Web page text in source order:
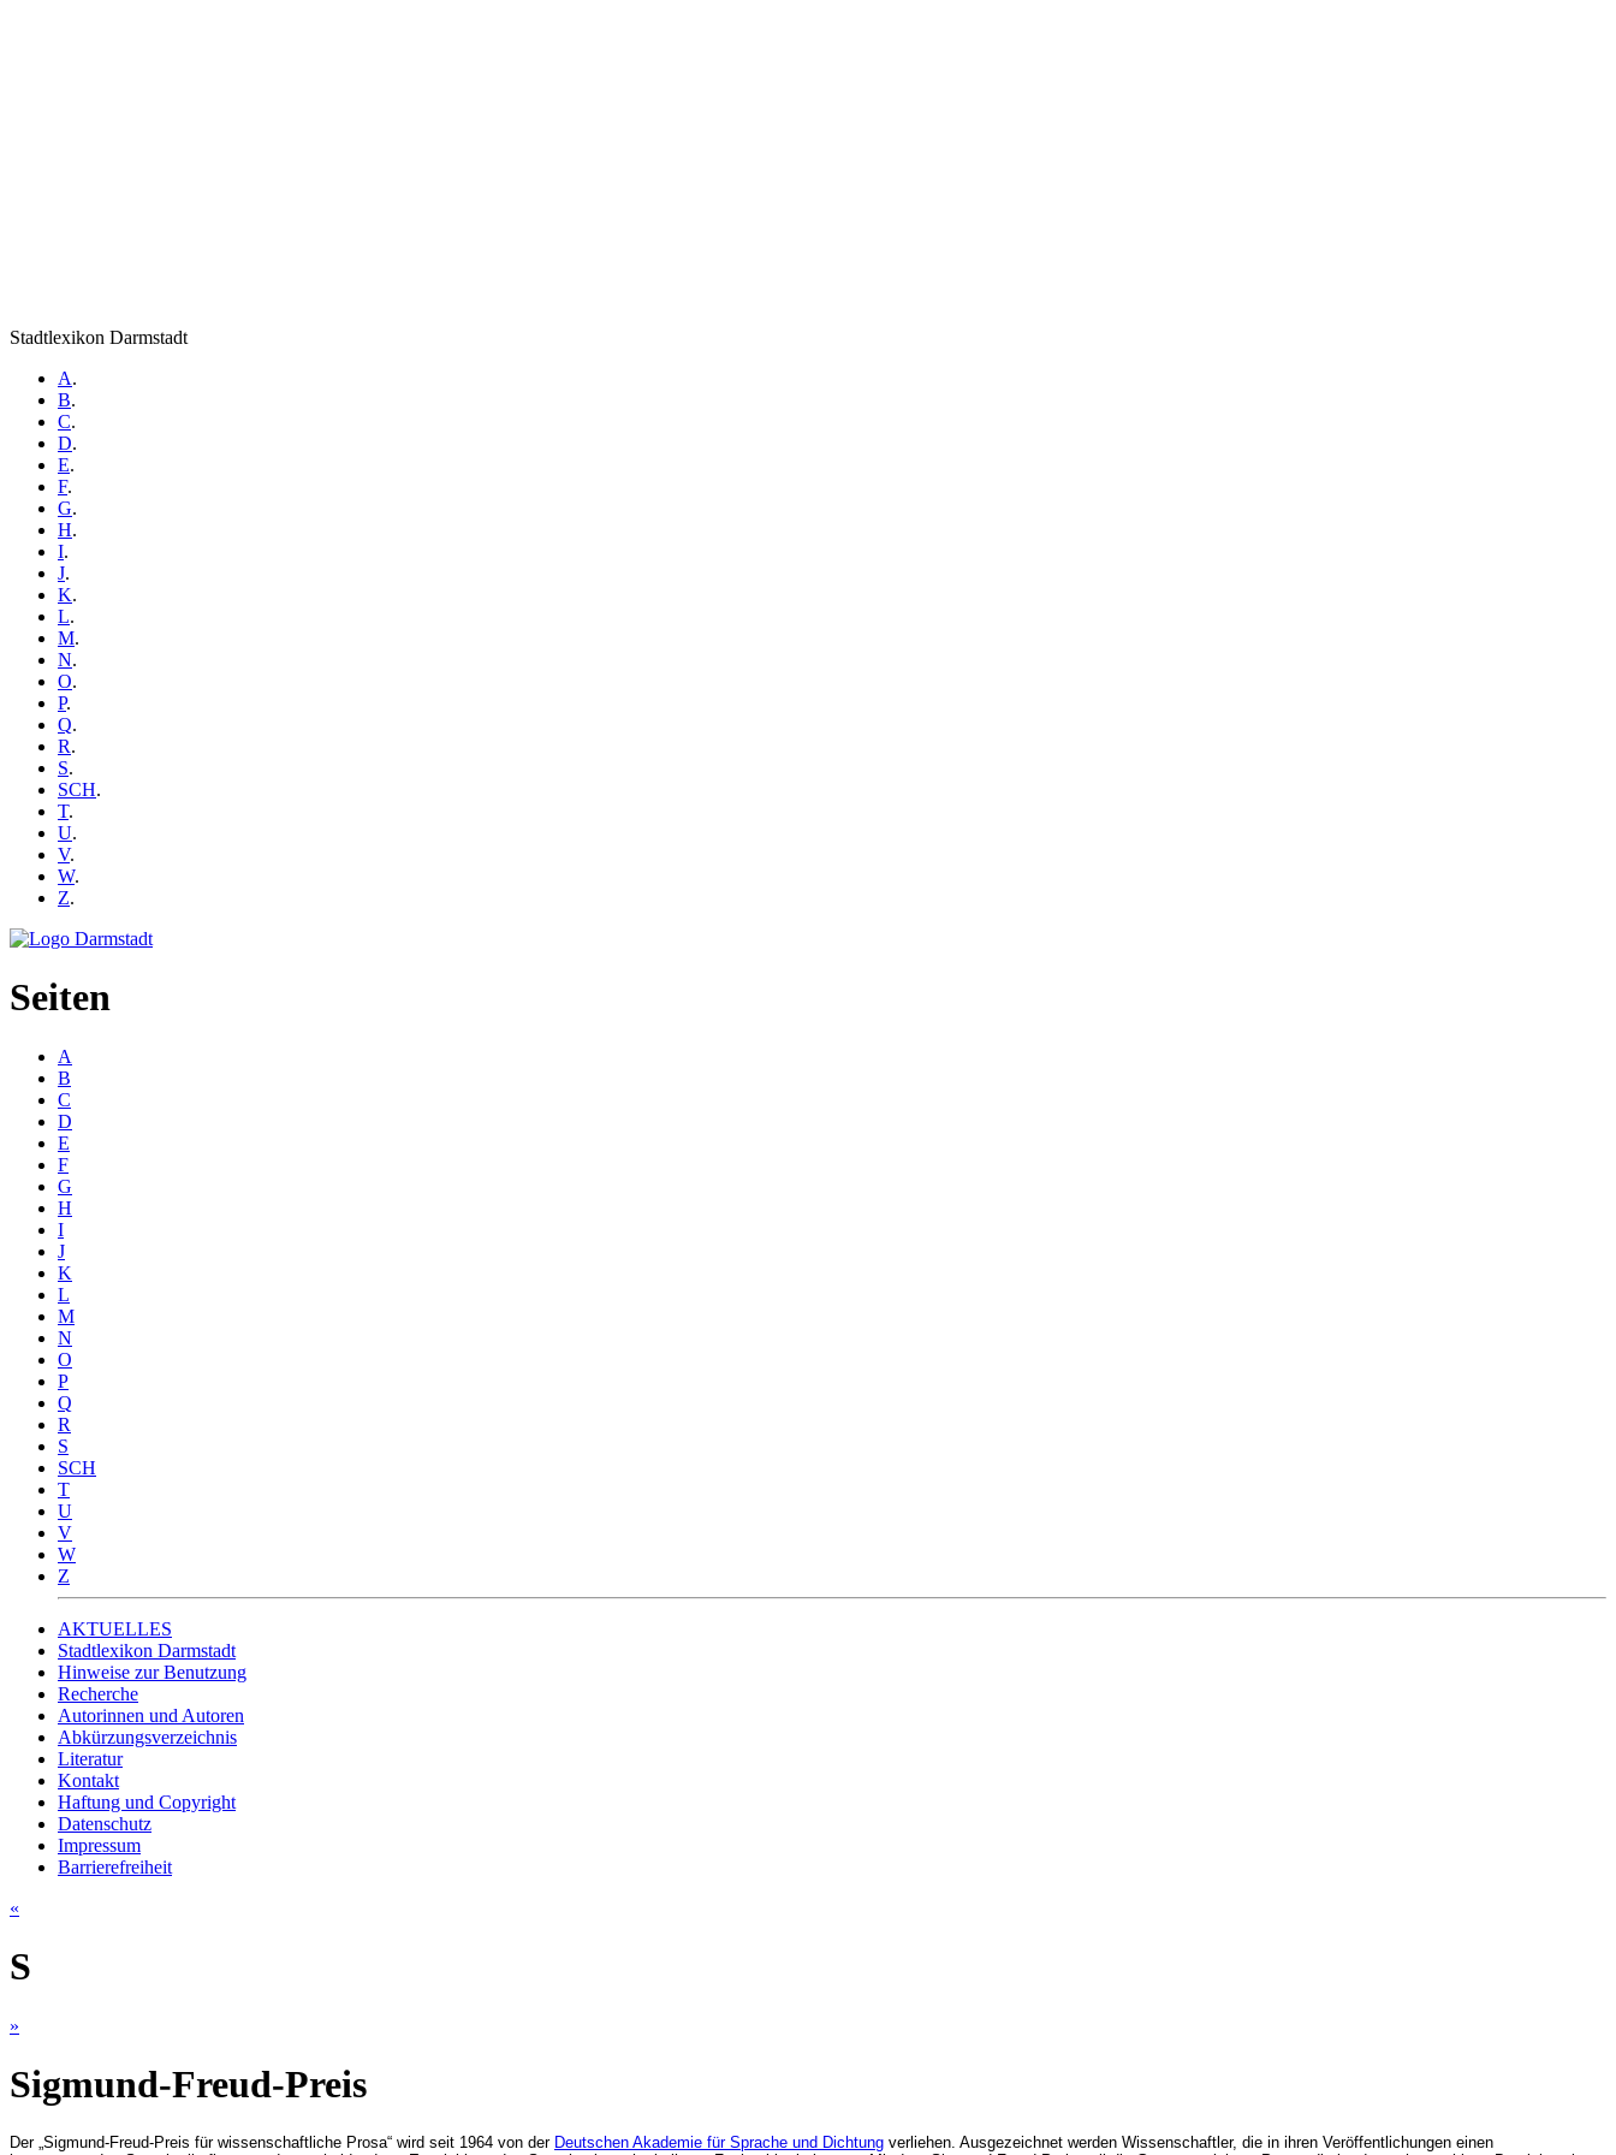
Stadtlexikon Darmstadt
A.
B.
C.
D.
E.
F.
G.
H.
I.
J.
K.
L.
M.
N.
O.
P.
Q.
R.
S.
SCH.
T.
U.
V.
W.
Z.
Seiten
A
B
C
D
E
F
G
H
I
J
K
L
M
N
O
P
Q
R
S
SCH
T
U
V
W
Z
AKTUELLES
Stadtlexikon Darmstadt
Hinweise zur Benutzung
Recherche
Autorinnen und Autoren
Abkürzungsverzeichnis
Literatur
Kontakt
Haftung und Copyright
Datenschutz
Impressum
Barrierefreiheit
«
S
»
Sigmund-Freud-Preis
Der „Sigmund-Freud-Preis für wissenschaftliche Prosa“ wird seit 1964 von der Deutschen Akademie für Sprache und Dichtung verliehen. Ausgezeichnet werden Wissenschaftler, die in ihren Veröffentlichungen einen